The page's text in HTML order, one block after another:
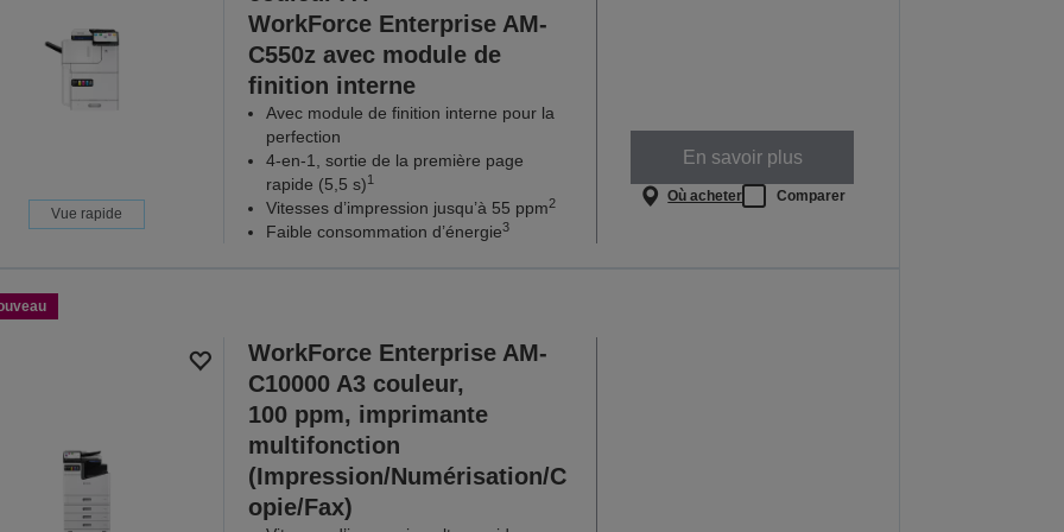
Vue rapide
WorkForce Enterprise AM-
C550z avec module de
finition interne
Avec module de finition interne pour la
perfection
4-en-1, sortie de la première page
rapide (5,5 s)1
Vitesses d’impression jusqu’à 55 ppm2
Faible consommation d’énergie3
En savoir plus
Où acheter Comparer
WorkForce Enterprise AM-
C10000 A3 couleur,
100 ppm, imprimante
multifonction
(Impression/Numérisation/C
opie/Fax)